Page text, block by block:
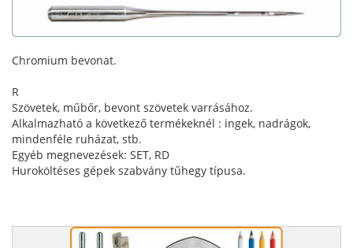
Chromium bevonat.
R
Szövetek, műbőr, bevont szövetek varrásához.
Alkalmazható a következő termékeknél : ingek, nadrágok,
mindenféle ruházat, stb.
Egyéb megnevezések: SET, RD
Huroköltéses gépek szabvány tűhegy típusa.